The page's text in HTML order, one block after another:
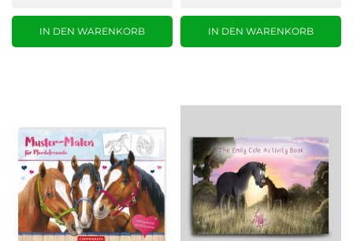
IN DEN WARENKORB IN DEN WARENKORB